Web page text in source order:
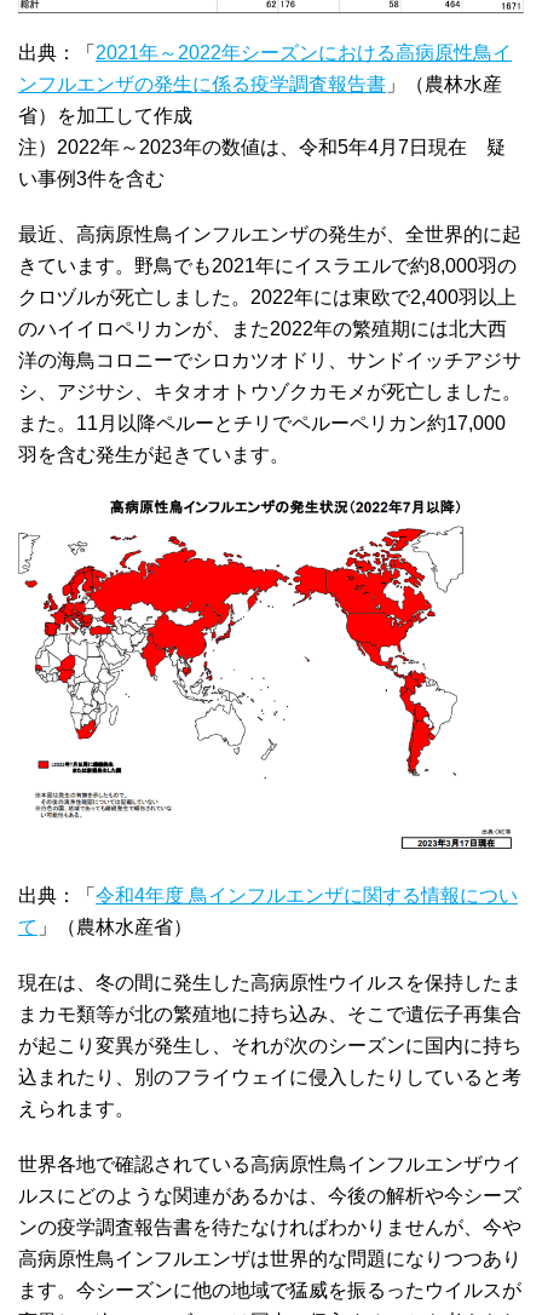
出典：「 2021年～2022年シーズンにおける高病原性鳥イ
ンフルエンザの発生に係る疫学調査報告書 」（農林水産
省）を加工して作成
注）2022年～2023年の数値は、令和5年4月7日現在 疑
い事例3件を含む
最近、高病原性鳥インフルエンザの発生が、全世界的に起
きています。野鳥でも2021年にイスラエルで約8,000羽の
クロヅルが死亡しました。2022年には東欧で2,400羽以上
のハイイロペリカンが、また2022年の繁殖期には北大西
洋の海鳥コロニーでシロカツオドリ、サンドイッチアジサ
シ、アジサシ、キタオオトウゾクカモメが死亡しました。
また。11月以降ペルーとチリでペルーペリカン約17,000
羽を含む発生が起きています。
出典：「 令和4年度 鳥インフルエンザに関する情報につい
て 」（農林水産省）
現在は、冬の間に発生した高病原性ウイルスを保持したま
まカモ類等が北の繁殖地に持ち込み、そこで遺伝子再集合
が起こり変異が発生し、それが次のシーズンに国内に持ち
込まれたり、別のフライウェイに侵入したりしていると考
えられます。
世界各地で確認されている高病原性鳥インフルエンザウイ
ルスにどのような関連があるかは、今後の解析や今シーズ
ンの疫学調査報告書を待たなければわかりませんが、今や
高病原性鳥インフルエンザは世界的な問題になりつつあり
ます。今シーズンに他の地域で猛威を振るったウイルスが